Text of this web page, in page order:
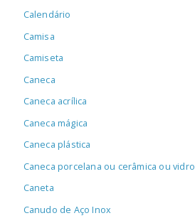
Calendário
Camisa
Camiseta
Caneca
Caneca acrílica
Caneca mágica
Caneca plástica
Caneca porcelana ou cerâmica ou vidro
Caneta
Canudo de Aço Inox